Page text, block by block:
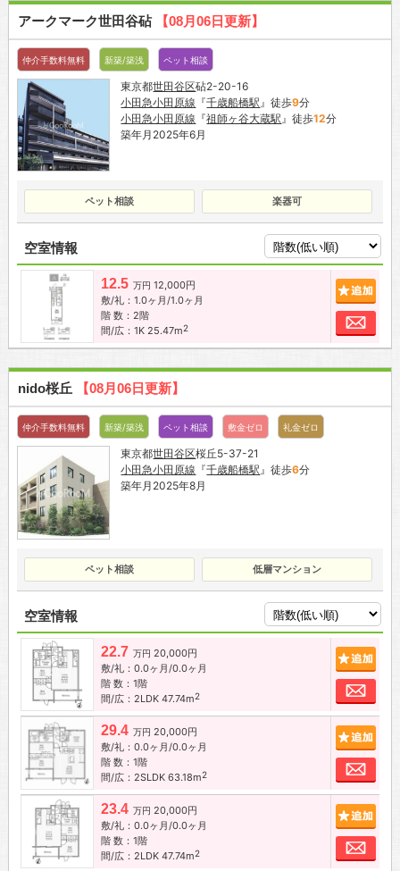
アークマーク世田谷砧 【08月06日更新】
仲介手数料無料 新築/築浅 ペット相談
東京都世田谷区砧2-20-16
小田急小田原線 『千歳船橋駅 』徒歩9分
小田急小田原線 『祖師ヶ谷大蔵駅 』徒歩12分
築年月2025年6月
ペット相談 楽器可
空室情報
12.5 万円 12,000円
敷/礼：1.0ヶ月/1.0ヶ月
階 数：2階
間/広：1K 25.47m2
お
nido桜丘 【08月06日更新】
仲介手数料無料 新築/築浅 ペット相談 敷金ゼロ 礼金ゼロ
東京都世田谷区桜丘5-37-21
小田急小田原線 『千歳船橋駅』徒歩6分
築年月2025年8月
ペット相談 低層マンション
空室情報
22.7 万円 20,000円
敷/礼：0.0ヶ月/0.0ヶ月
階 数：1階
間/広：2LDK 47.74m2
お
29.4 万円 20,000円
敷/礼：0.0ヶ月/0.0ヶ月
階 数：1階
間/広：2SLDK 63.18m2
お
23.4 万円 20,000円
敷/礼：0.0ヶ月/0.0ヶ月
階 数：1階
間/広：2LDK 47.74m2
お